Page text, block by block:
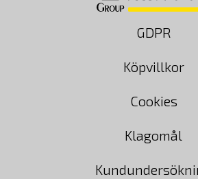
GDPR
Köpvillkor
Cookies
Klagomål